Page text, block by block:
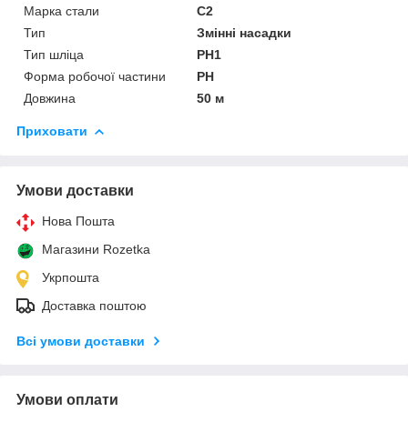
Марка стали
С2
Тип
Змінні насадки
Тип шліца
PH1
Форма робочої частини
PH
Довжина
50 м
Приховати
Умови доставки
Нова Пошта
Магазини Rozetka
Укрпошта
Доставка поштою
Всі умови доставки
Умови оплати